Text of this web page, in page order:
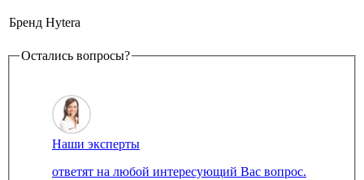
Бренд Hytera
Остались вопросы?
Наши эксперты
ответят на любой интересующий Вас вопрос.